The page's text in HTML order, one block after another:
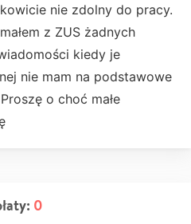
nie zdolny do pracy.
z ZUS żadnych
kiedy je
nie mam na podstawowe
o choć małe
0